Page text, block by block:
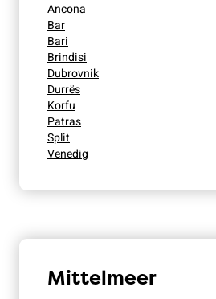
Ancona
Bar
Bari
Brindisi
Dubrovnik
Durrës
Korfu
Patras
Split
Venedig
Mittelmeer